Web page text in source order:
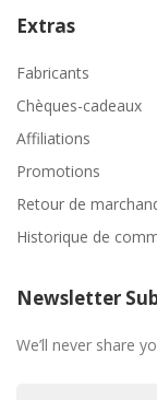
Extras
Fabricants
Chèques-cadeaux
Affiliations
Promotions
Retour de
Historique de
Newsletter
We’ll never share